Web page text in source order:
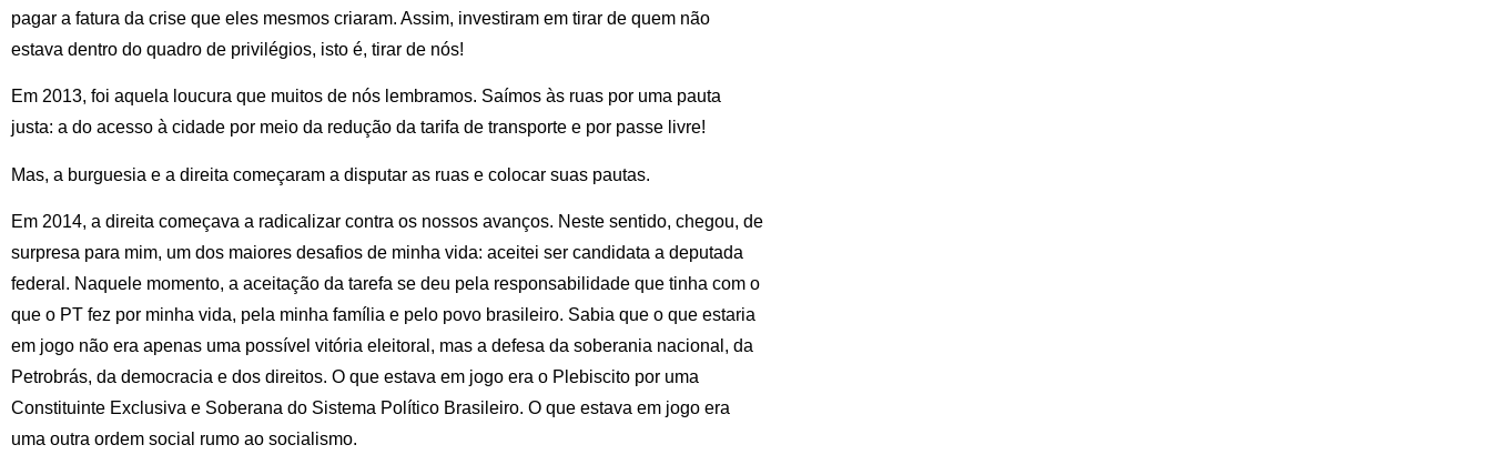
pagar a fatura da crise que eles mesmos criaram. Assim, investiram em tirar de quem não
estava dentro do quadro de privilégios, isto é, tirar de nós!
Em 2013, foi aquela loucura que muitos de nós lembramos. Saímos às ruas por uma pauta
justa: a do acesso à cidade por meio da redução da tarifa de transporte e por passe livre!
Mas, a burguesia e a direita começaram a disputar as ruas e colocar suas pautas.
Em 2014, a direita começava a radicalizar contra os nossos avanços. Neste sentido, chegou, de
surpresa para mim, um dos maiores desafios de minha vida: aceitei ser candidata a deputada
federal. Naquele momento, a aceitação da tarefa se deu pela responsabilidade que tinha com o
que o PT fez por minha vida, pela minha família e pelo povo brasileiro. Sabia que o que estaria
em jogo não era apenas uma possível vitória eleitoral, mas a defesa da soberania nacional, da
Petrobrás, da democracia e dos direitos. O que estava em jogo era o Plebiscito por uma
Constituinte Exclusiva e Soberana do Sistema Político Brasileiro. O que estava em jogo era
uma outra ordem social rumo ao socialismo.